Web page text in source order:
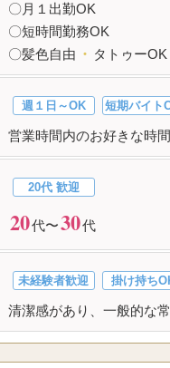
〇月１出勤OK
〇短時間勤務OK
〇髪色自由 ・ タトゥーOK
週１日～OK 短期バイト
営業時間内のお好きな時
20代 歓迎
20代〜30代
未経験者歓迎 掛け持ち
清潔感があり、一般的な